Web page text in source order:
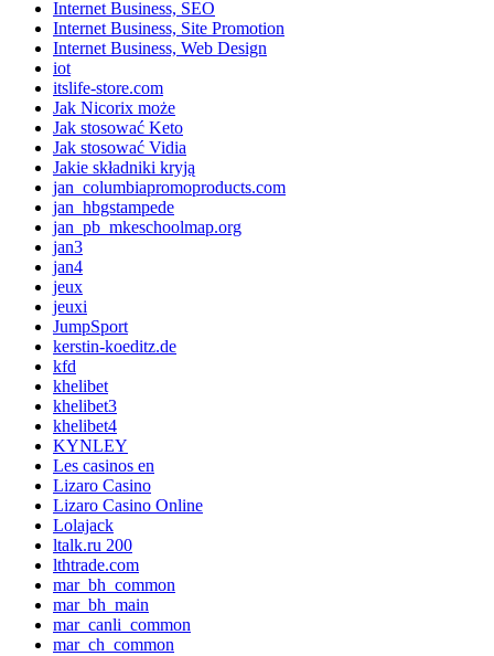
Internet Business, SEO
Internet Business, Site Promotion
Internet Business, Web Design
iot
itslife-store.com
Jak Nicorix może
Jak stosować Keto
Jak stosować Vidia
Jakie składniki kryją
jan_columbiapromoproducts.com
jan_hbgstampede
jan_pb_mkeschoolmap.org
jan3
jan4
jeux
jeuxi
JumpSport
kerstin-koeditz.de
kfd
khelibet
khelibet3
khelibet4
KYNLEY
Les casinos en
Lizaro Casino
Lizaro Casino Online
Lolajack
ltalk.ru 200
lthtrade.com
mar_bh_common
mar_bh_main
mar_canli_common
mar_ch_common